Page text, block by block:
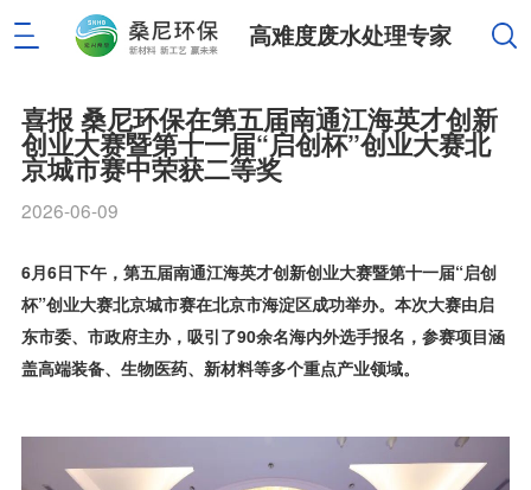
高难度废水处理专家
喜报 桑尼环保在第五届南通江海英才创新
创业大赛暨第十一届“启创杯”创业大赛北
京城市赛中荣获二等奖
2026-06-09
6月6日下午，第五届南通江海英才创新创业大赛暨第十一届“启创
杯”创业大赛北京城市赛在北京市海淀区成功举办。本次大赛由启
东市委、市政府主办，吸引了90余名海内外选手报名，参赛项目涵
盖高端装备、生物医药、新材料等多个重点产业领域。